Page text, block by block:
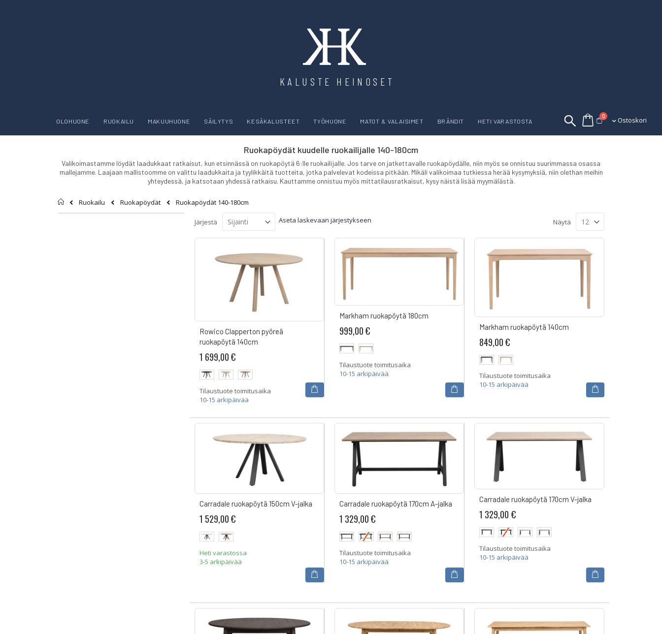
KALUSTE HEINOSET
Ostoskori
0tuotettaOstoskori
OLOHUONE RUOKAILU MAKUUHUONE SÄILYTYS KESÄKALUSTEET TYÖHUONE MATOT & VALAISIMET BRÄNDIT HETI VARASTOSTA
Ruokapöydät kuudelle ruokailijalle 140-180cm
Valikoimastamme löydät laadukkaat ratkaisut, kun etsinnässä on ruokapöytä 6:lle ruokailijalle. Jos tarve on jatkettavalle ruokapöydälle, niin myös se onnistuu suurimmassa osassa
mallejamme. Laajaan mallistoomme on valittu laadukkaita ja tyylikkäitä tuotteita, jotka palvelevat kodeissa pitkään. Mikäli valikoimaa tutkiessa herää kysymyksiä, niin olethan meihin
yhteydessä, ja katsotaan yhdessä ratkaisu. Kauttamme onnistuu myös mittatilausratkaisut, kysy näistä lisää myymälästä.
Etusivu
Ruokailu Ruokapöydät Ruokapöydät 140-180cm
Järjestä Aseta laskevaan järjestykseen Näytä
Rowico Clapperton pyöreä
ruokapöytä 140cm
1 699,00 €
Tilaustuote toimitusaika
10-15 arkipäivää
Markham ruokapöytä 180cm
999,00 €
Tilaustuote toimitusaika
10-15 arkipäivää
Markham ruokapöytä 140cm
849,00 €
Tilaustuote toimitusaika
10-15 arkipäivää
Carradale ruokapöytä 150cm V-jalka
1 529,00 €
Heti varastossa
3-5 arkipäivää
Carradale ruokapöytä 170cm A-jalka
1 329,00 €
Tilaustuote toimitusaika
10-15 arkipäivää
Carradale ruokapöytä 170cm V-jalka
1 329,00 €
Tilaustuote toimitusaika
10-15 arkipäivää